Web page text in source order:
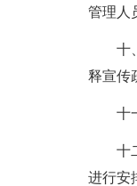
管理人
十
释宣传
十
十
进行安